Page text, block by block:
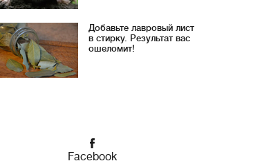
Добавьте лавровый лист
в стирку. Результат вас
ошеломит!
Facebook